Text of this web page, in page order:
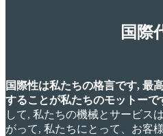
国際
国際性は私たちの格言です, 最
することが私たちのモットーで
して, 私たちの機械とサービス
がって, 私たちにとって、お客